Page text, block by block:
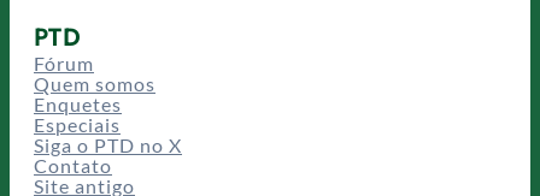
PTD
Fórum
Quem somos
Enquetes
Especiais
Siga o PTD no X
Contato
Site antigo